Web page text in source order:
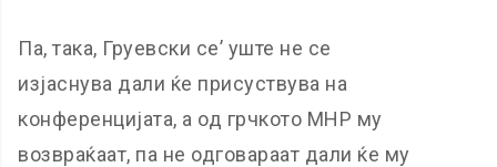
Па, така, Груевски се’ уште не се
изјаснува дали ќе присуствува на
конференцијата, а од грчкото МНР му
возвраќаат, па не одговараат дали ќе му